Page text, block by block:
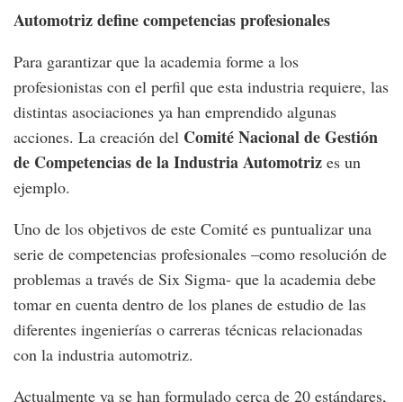
Automotriz define competencias profesionales
Para garantizar que la academia forme a los
profesionistas con el perfil que esta industria requiere, las
distintas asociaciones ya han emprendido algunas
acciones. La creación del Comité Nacional de Gestión
de Competencias de la Industria Automotriz es un
ejemplo.
Uno de los objetivos de este Comité es puntualizar una
serie de competencias profesionales –como resolución de
problemas a través de Six Sigma- que la academia debe
tomar en cuenta dentro de los planes de estudio de las
diferentes ingenierías o carreras técnicas relacionadas
con la industria automotriz.
Actualmente ya se han formulado cerca de 20 estándares,